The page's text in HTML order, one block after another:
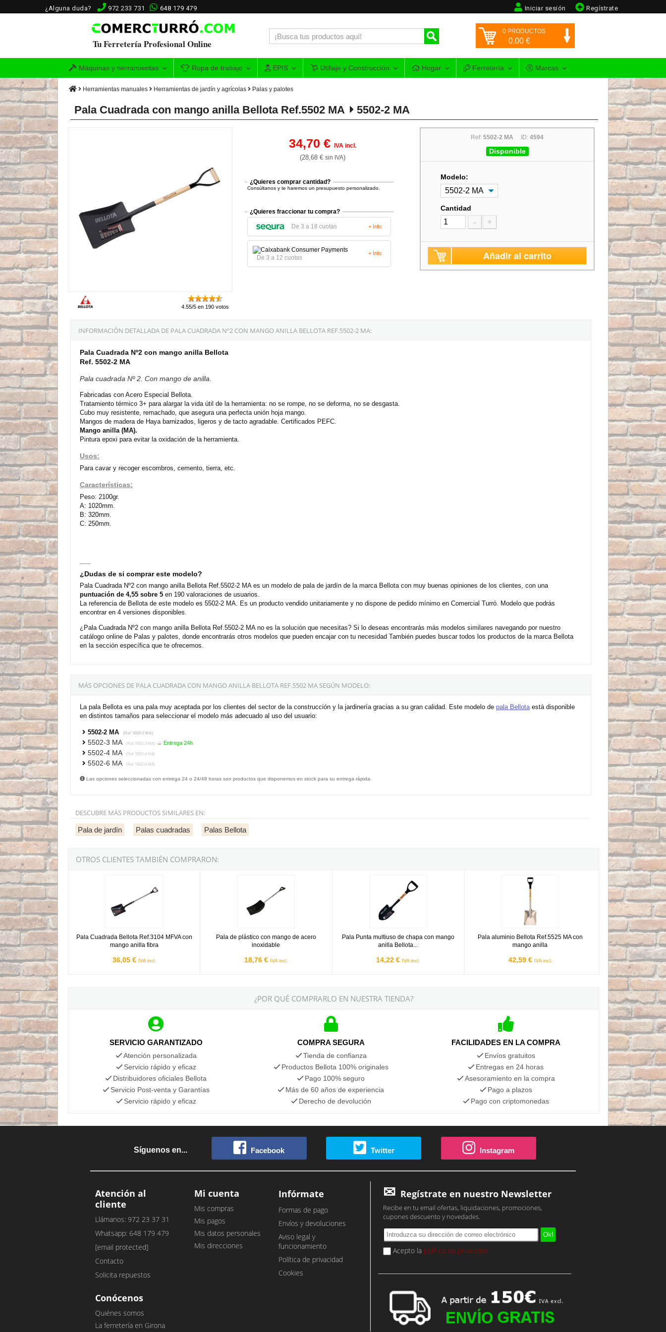
¿Alguna duda? 972 233 731 648 179 479 Regístrate
Iniciar sesión
Tu Ferretería Profesional Online
0 PRODUCTOS
0,00 €
Máquinas y herramientas Ropa de trabajo EPIS Utillaje y Construcción Hogar Ferretería Marcas
Herramientas manuales Herramientas de jardín y agrícolas Palas y palotes
Pala Cuadrada con mango anilla Bellota Ref.5502 MA 5502-2 MA
4.55/5 en 190 votos
34,70 €IVA incl.
(28,68 €sin IVA)
¿Quieres comprar cantidad?
Consúltanos y te haremos un presupuesto personalizado.
¿Quieres fraccionar tu compra?
De 3 a 18 cuotas + Info
De 3 a 12 cuotas
+ Info
Ref:5502-2 MA ID:4594
Disponible
Modelo:
Cantidad
- +
Añadir al carrito
INFORMACIÓN DETALLADA DE PALA CUADRADA Nº2 CON MANGO ANILLA BELLOTA REF.5502-2 MA:
Pala Cuadrada Nº2 con mango anilla Bellota
Ref. 5502-2 MA
Pala cuadrada Nº 2. Con mango de anilla.
Fabricadas con Acero Especial Bellota.
Tratamiento térmico 3+ para alargar la vida útil de la herramienta: no se rompe, no se deforma, no se desgasta.
Cubo muy resistente, remachado, que asegura una perfecta unión hoja mango.
Mangos de madera de Haya barnizados, ligeros y de tacto agradable. Certificados PEFC.
Mango anilla (MA).
Pintura epoxi para evitar la oxidación de la herramienta.
Usos:
Para cavar y recoger escombros, cemento, tierra, etc.
Características:
Peso: 2100gr.
A: 1020mm.
B: 320mm.
C: 250mm.
¿Dudas de si comprar este modelo?
Pala Cuadrada Nº2 con mango anilla Bellota Ref.5502-2 MA es un modelo de pala de jardín de la marca Bellota con muy buenas opiniones de los clientes, con una
puntuación de 4,55 sobre 5 en 190 valoraciones de usuarios.
La referencia de Bellota de este modelo es 5502-2 MA. Es un producto vendido unitariamente y no dispone de pedido mínimo en Comercial Turró. Modelo que podrás
encontrar en 4 versiones disponibles.
¿Pala Cuadrada Nº2 con mango anilla Bellota Ref.5502-2 MA no es la solución que necesitas? Si lo deseas encontrarás más modelos similares navegando por nuestro
catálogo online de Palas y palotes, donde encontrarás otros modelos que pueden encajar con tu necesidad También puedes buscar todos los productos de la marca Bellota
en la sección específica que te ofrecemos.
MÁS OPCIONES DE PALA CUADRADA CON MANGO ANILLA BELLOTA REF.5502 MA SEGÚN MODELO:
La pala Bellota es una pala muy aceptada por los clientes del sector de la construcción y la jardinería gracias a su gran calidad. Este modelo de pala Bellotaestá disponible
en distintos tamaños para seleccionar el modelo más adecuado al uso del usuario:
5502-2 MA (Ref. 5502-2 MA)
5502-3 MA (Ref. 5502-3 MA) → Entrega 24h
5502-4 MA (Ref. 5502-4 MA)
5502-6 MA (Ref. 5502-6 MA)
Las opciones seleccionadas con entrega 24 o 24/48 horas son productos que disponemos en stock para su entrega rápida.
DESCUBRE MÁS PRODUCTOS SIMILARES EN:
Pala de jardín Palas cuadradas Palas Bellota
OTROS CLIENTES TAMBIÉN COMPRARON:
Pala Cuadrada Bellota Ref.3104 MFVA con
mango anilla fibra
36,05 € IVA incl.
Pala de plástico con mango de acero
inoxidable
18,76 € IVA incl.
Pala Punta multiuso de chapa con mango
anilla Bellota...
14,22 € IVA incl.
Pala Punta multiuso de chapa con mango anilla Bellota Ref.5526
Pala aluminio Bellota Ref.5525 MA con
mango anilla
42,59 € IVA incl.
Pala aluminio Bellota Ref.5525 MA con mango anilla
¿POR QUÉ COMPRARLO EN NUESTRA TIENDA?
SERVICIO GARANTIZADO
Atención personalizada
Servicio rápido y eficaz
Distribuidores oficiales Bellota
Servicio Post-venta y Garantías
Servicio rápido y eficaz
COMPRA SEGURA
Tienda de confianza
Productos Bellota 100% originales
Pago 100% seguro
Más de 60 años de experiencia
Derecho de devolución
FACILIDADES EN LA COMPRA
Envíos gratuitos
Entregas en 24 horas
Asesoramiento en la compra
Pago a plazos
Pago con criptomonedas
Síguenos en... Facebook Twitter Instagram
Atención al
cliente
Llámanos: 972 23 37 31
Whatsapp: 648 179 479
[email protected]
Contacto
Solicita repuestos
Conócenos
Quiénes somos
La ferretería en Girona
Mi cuenta
Mis compras
Mis pagos
Mis datos personales
Mis direcciones
Infórmate
Formas de pago
Envíos y devoluciones
Aviso legal y
funcionamiento
Política de privacidad
Cookies
Regístrate en nuestro Newsletter
Recibe en tu email ofertas, liquidaciones, promociones,
cupones descuento y novedades.
Acepto la política de privacidad